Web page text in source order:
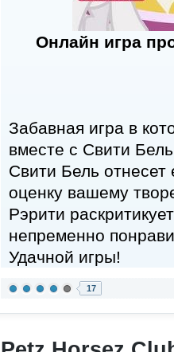
Онлайн игра
Забавная игра в
вместе с Свити
Свити Бель отнесет
оценку вашему
Рэрити
непременно
Удачной игры!
17